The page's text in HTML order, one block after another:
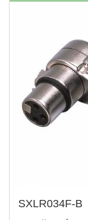
SXLR034F-B